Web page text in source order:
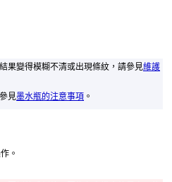
果變得模糊不清或出現條紋，請參見維護
見墨水瓶的注意事項 。
。